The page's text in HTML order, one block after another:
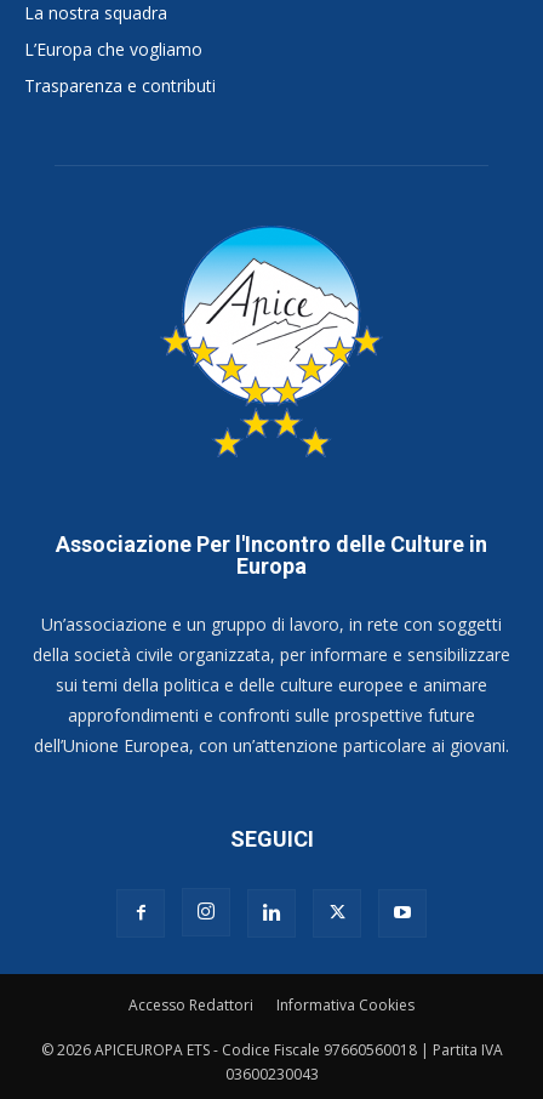
La nostra squadra
L’Europa che vogliamo
Trasparenza e contributi
Associazione Per l'Incontro delle Culture in
Europa
Un’associazione e un gruppo di lavoro, in rete con soggetti
della società civile organizzata, per informare e sensibilizzare
sui temi della politica e delle culture europee e animare
approfondimenti e confronti sulle prospettive future
dell’Unione Europea, con un’attenzione particolare ai giovani.
SEGUICI
Accesso Redattori Informativa Cookies
© 2026 APICEUROPA ETS - Codice Fiscale 97660560018 | Partita IVA
03600230043